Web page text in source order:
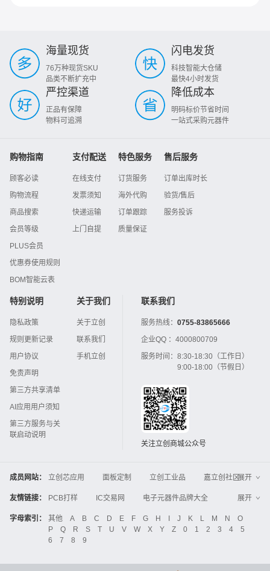
海量现货
76万种现货SKU
品类不断扩充中
闪电发货
科技智能大仓储
最快4小时发货
严控渠道
正品有保障
物料可追溯
降低成本
明码标价节省时间
一站式采购元器件
购物指南
顾客必读
购物流程
商品搜索
会员等级
PLUS会员
优惠券使用规则
BOM智能云表
支付配送
在线支付
发票须知
快递运输
上门自提
特色服务
订货服务
海外代购
订单跟踪
质量保证
售后服务
订单出库时长
验货/售后
服务投诉
特别说明
隐私政策
规则更新记录
用户协议
免责声明
第三方共享清单
AI应用用户须知
第三方服务与关
联启动说明
关于我们
关于立创
联系我们
手机立创
联系我们
服务热线： 0755-83865666
企业QQ ： 4000800709
服务时间： 8:30-18:30（工作日）
9:00-18:00（节假日）
关注立创商城公众号
成员网站： 立创芯应用 面板定制 立创工业品
嘉立创社区
3D打印
嘉立创FPC 嘉立创PCB
嘉立创FA
Global Website LCSC
ZXHPCB
展开
友情链接： PCB打样 IC交易网
电子元器件品牌大全
中国IC网
智能电网 机电设备
电子工程网
晶振
电子技术应用 21icsearch
电子展
工业品采购
IC电子网 锂电池 集成灶
展开
字母索引： 其他 A B C D E F G H I J K L M N
O
P
Q R S T U V W X Y Z 0 1 2 3 4
5
6
7 8 9